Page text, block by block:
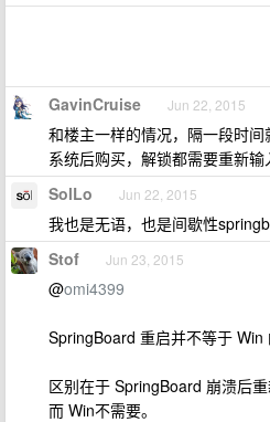
GavinCruise Jun 22, 2015
和楼主一样的情况，隔一段时
系统后购买，解锁都需要重新输
SolLo Jun 22, 2015
我也是无语，也是间歇性
Stof Jun 23, 2015
@omi4399
SpringBoard 重启并不等于 Win
区别在于 SpringBoard 崩溃后
而 Win不需要。